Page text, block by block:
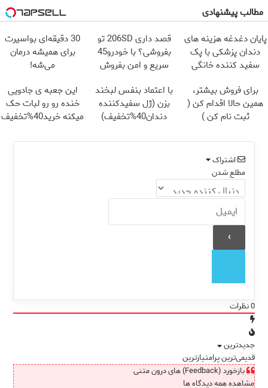
مطالب پیشنهادی
پایان دغدغه هزینه های
دندان پزشکی با پک
سفید کننده خانگی
قصد داری 206SD تو
بفروشی؟ با خودرو45
سریع و امن بفروش
30 دقیقه‌ای بواسیرت
برای همیشه درمان
می‌شه!
برای فروش بیشتر،
همین حالا اقدام کن (
ثبت نام کن )
با اعتماد بنفس لبخند
بزن (ژل سفیدکننده
دندان40%تخفیف)
این جعبه ی جادویی
خنده رو رو لبات حک
میکنه خرید40%تخفیف
اشتراک
مطلع شدن
0نظرات
جدیدترین
قدیمی‌ترینپرامتیازترین
بازخورد (Feedback) های درون متنی
مشاهده همه دیدگاه ها